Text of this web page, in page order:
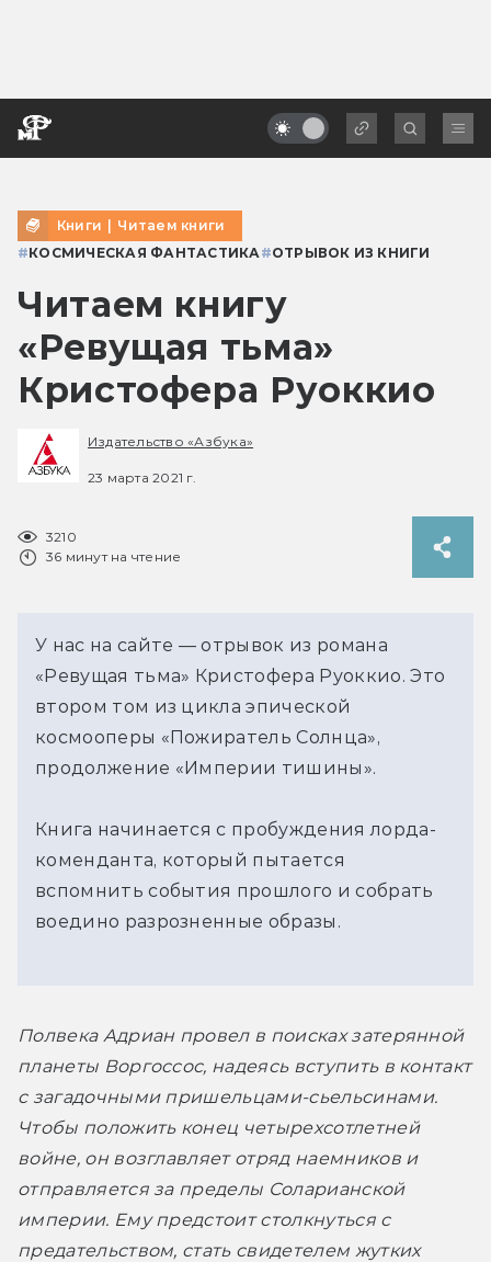
Книги | Читаем книги
#КОСМИЧЕСКАЯ ФАНТАСТИКА #ОТРЫВОК ИЗ КНИГИ
Читаем книгу
«Ревущая тьма»
Кристофера Руоккио
Издательство «Азбука»
23 марта 2021 г.
3210
36 минут на чтение
У нас на сайте — отрывок из романа
«Ревущая тьма» Кристофера Руоккио. Это
втором том из цикла эпической
космооперы «Пожиратель Солнца»,
продолжение «Империи тишины».
Книга начинается с пробуждения лорда-
коменданта, который пытается
вспомнить события прошлого и собрать
воедино разрозненные образы.
Полвека Адриан провел в поисках затерянной
планеты Воргоссос, надеясь вступить в контакт
с загадочными пришельцами-сьельсинами.
Чтобы положить конец четырехсотлетней
войне, он возглавляет отряд наемников и
отправляется за пределы Соларианской
империи. Ему предстоит столкнуться с
предательством, стать свидетелем жутких